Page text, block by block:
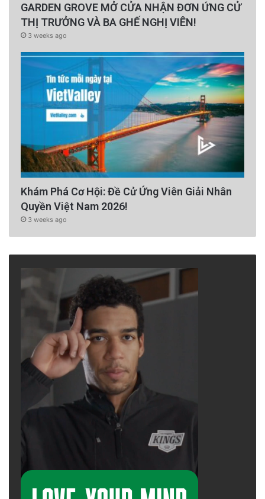
GARDEN GROVE MỞ CỬA NHẬN ĐƠN ỨNG CỬ
THỊ TRƯỞNG VÀ BA GHẾ NGHỊ VIÊN!
3 weeks ago
Khám Phá Cơ Hội: Đề Cử Ứng Viên Giải Nhân
Quyền Việt Nam 2026!
3 weeks ago